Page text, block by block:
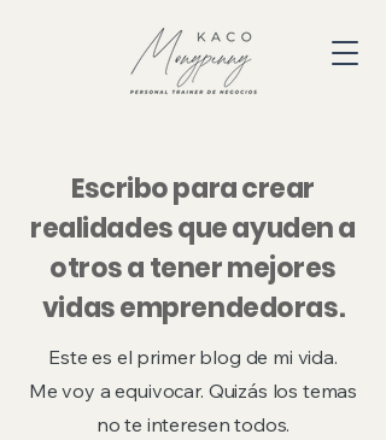
Escribo para crear
realidades que ayuden a
otros a tener mejores
vidas emprendedoras.
Este es el primer blog de mi vida.
Me voy a equivocar. Quizás los temas
no te interesen todos.